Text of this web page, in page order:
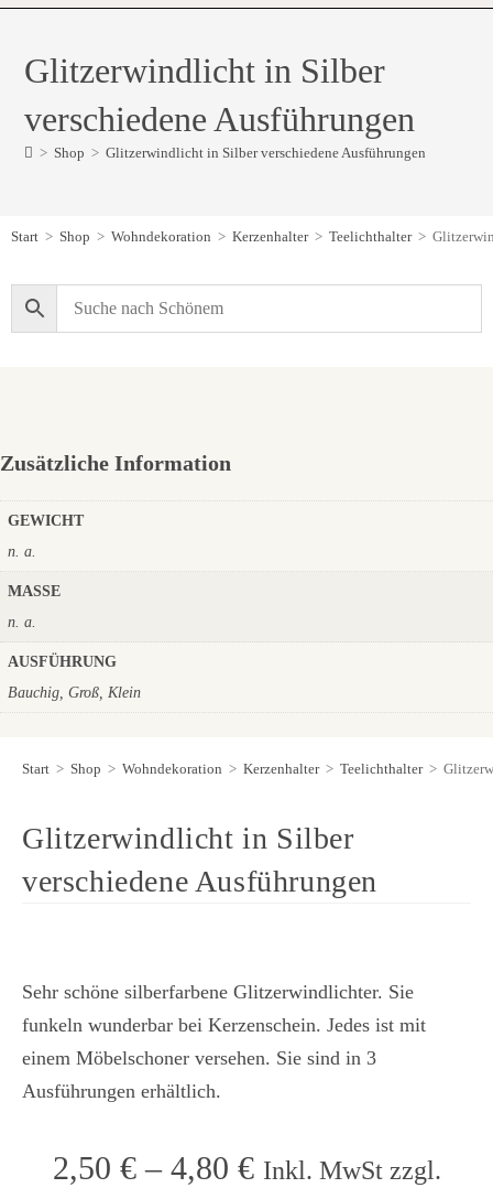
Glitzerwindlicht in Silber
verschiedene Ausführungen
> Shop > Glitzerwindlicht in Silber verschiedene Ausführungen
Start > Shop > Wohndekoration > Kerzenhalter > Teelichthalter >
Zusätzliche Information
GEWICHT
n. a.
MASSE
n. a.
AUSFÜHRUNG
Bauchig, Groß, Klein
Start > Shop > Wohndekoration > Kerzenhalter > Teelichthalter >
Glitzerwindlicht in Silber
verschiedene Ausführungen
Sehr schöne silberfarbene Glitzerwindlichter. Sie
funkeln wunderbar bei Kerzenschein. Jedes ist mit
einem Möbelschoner versehen. Sie sind in 3
Ausführungen erhältlich.
2,50 €– 4,80 € Inkl. MwSt zzgl.